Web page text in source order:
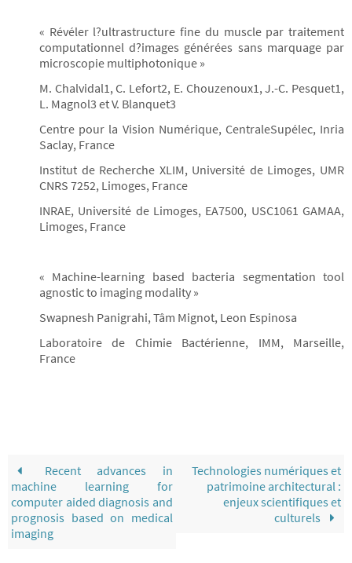
« Révéler l?ultrastructure fine du muscle par traitement
computationnel d?images générées sans marquage par
microscopie multiphotonique »
M. Chalvidal1, C. Lefort2, E. Chouzenoux1, J.-C. Pesquet1,
L. Magnol3 et V. Blanquet3
Centre pour la Vision Numérique, CentraleSupélec, Inria
Saclay, France
Institut de Recherche XLIM, Université de Limoges, UMR
CNRS 7252, Limoges, France
INRAE, Université de Limoges, EA7500, USC1061 GAMAA,
Limoges, France
« Machine-learning based bacteria segmentation tool
agnostic to imaging modality »
Swapnesh Panigrahi, Tâm Mignot, Leon Espinosa
Laboratoire de Chimie Bactérienne, IMM, Marseille,
France
Recent advances in
machine learning for
computer aided diagnosis and
prognosis based on medical
imaging
Technologies numériques et
patrimoine architectural :
enjeux scientifiques et
culturels